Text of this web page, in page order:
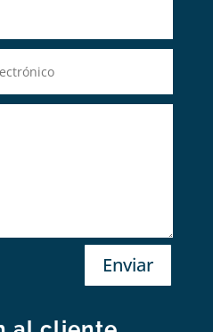
Enviar